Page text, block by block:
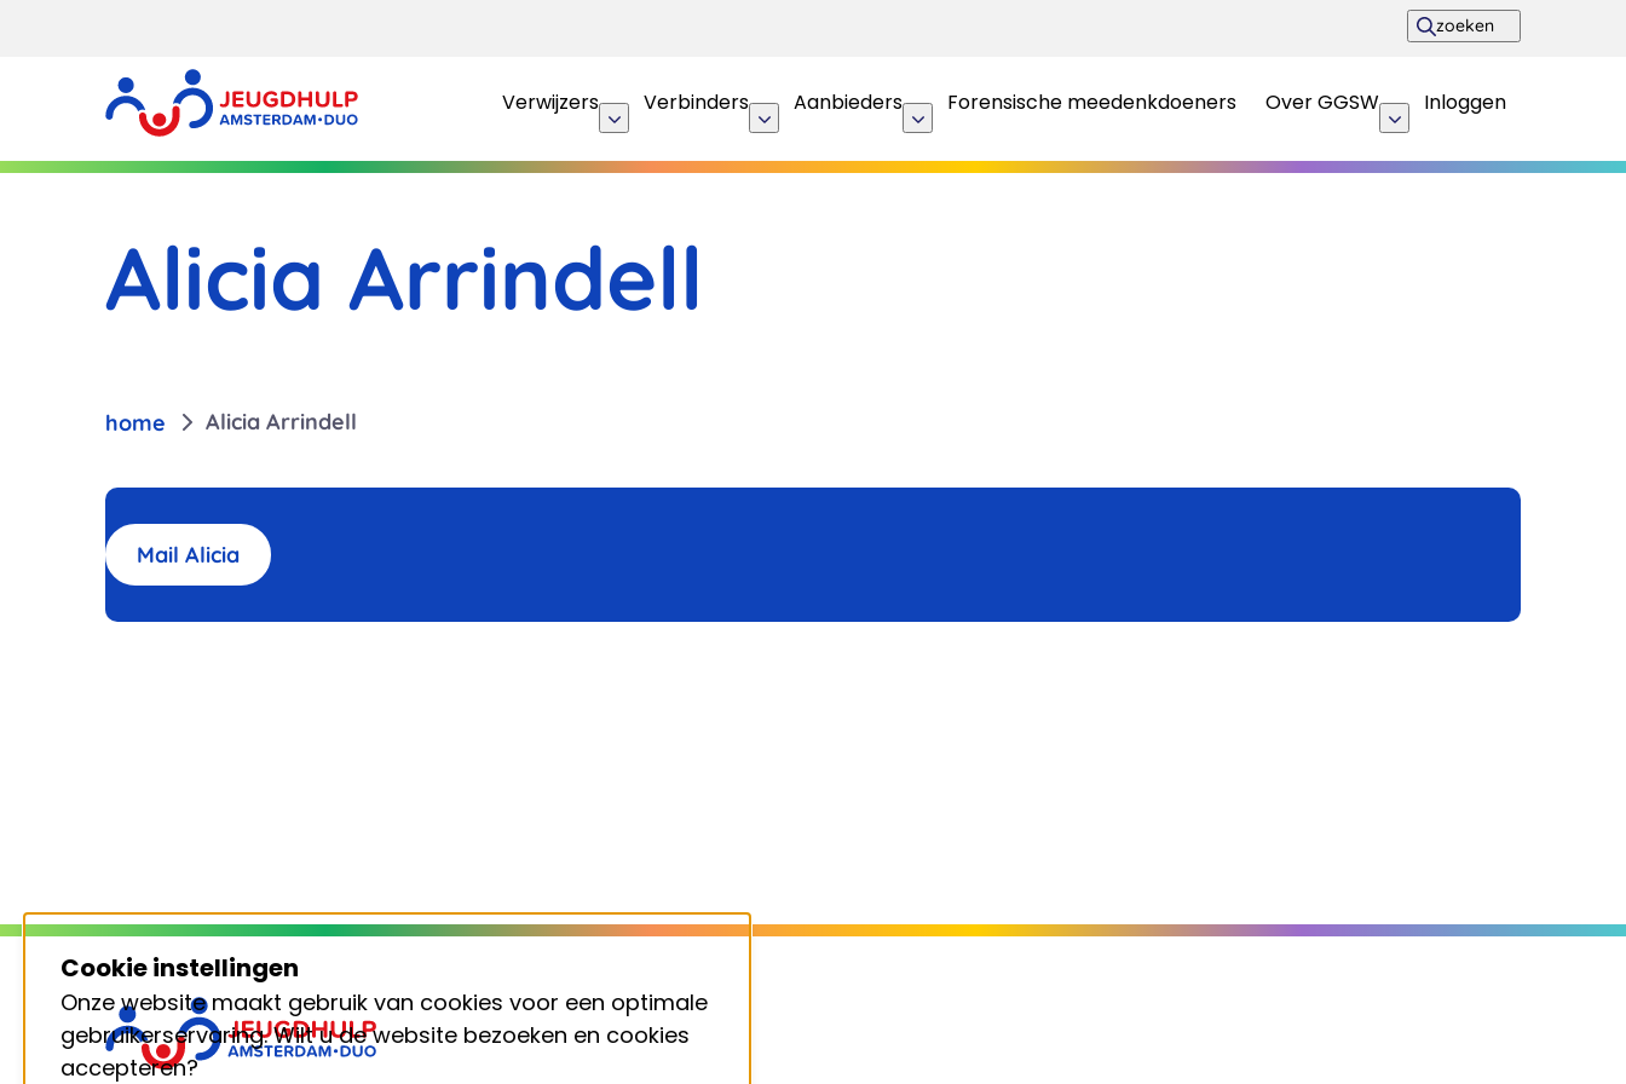
Cookie instellingen
Onze website maakt gebruik van cookies voor een optimale
gebruikerservaring. Wilt u de website bezoeken en cookies
accepteren?
zoeken
Verwijzers Verbinders Aanbieders Forensische meedenkdoeners Over GGSW Inloggen
Alicia Arrindell
Mail Alicia
home Alicia Arrindell
Footer